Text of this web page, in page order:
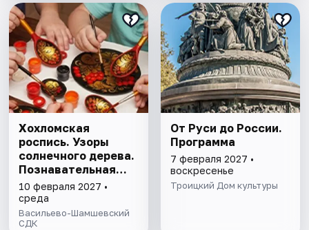
Хохломская
роспись. Узоры
солнечного дерева.
Познавательная
программа
10 февраля 2027 •
среда
Васильево-Шамшевский
СДК
От Руси до России.
Программа
7 февраля 2027 •
воскресенье
Троицкий Дом культуры